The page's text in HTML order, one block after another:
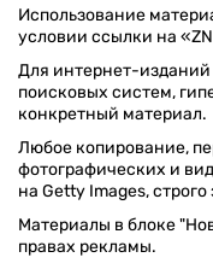
Использование
условии ссылки на
Для интернет-изданий
поисковых систем,
конкретный материал.
Любое копирование,
фотографических и
на Getty Images,
Материалы в блоке
правах рекламы.